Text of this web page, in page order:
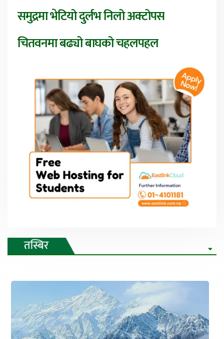
समुद्रमा भेटियो दुर्लभ निलो अक्टोपस
चितवनमा बढ्यो बाघको चहलपहल